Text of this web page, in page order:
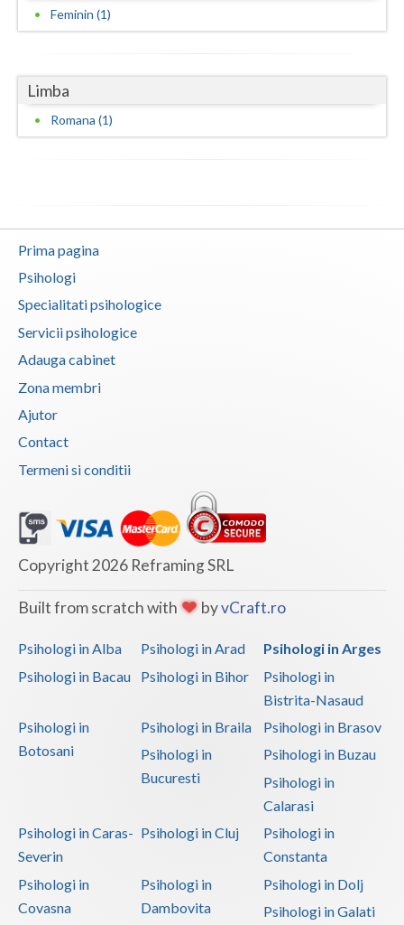
Timis
Valcea
Vaslui
Feminin (1)
Limba
Romana (1)
Prima pagina
Psihologi
Specialitati psihologice
Servicii psihologice
Adauga cabinet
Zona membri
Ajutor
Contact
Termeni si conditii
Copyright 2026 Reframing SRL
Built from scratch with byvCraft.ro
Psihologi in Alba Psihologi in Arad
Psihologi in Arges
Psihologi in Bacau
Psihologi in Bihor
Psihologi in
Bistrita-Nasaud
Psihologi in
Botosani
Psihologi in Braila
Psihologi in Brasov
Psihologi in
Bucuresti
Psihologi in Buzau
Psihologi in
Calarasi
Psihologi in Caras-
Severin
Psihologi in Cluj
Psihologi in
Constanta
Psihologi in
Covasna
Psihologi in
Dambovita
Psihologi in Dolj
Psihologi in Galati